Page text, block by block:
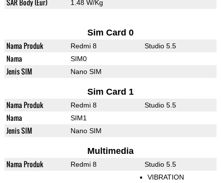
SAR Body (Eur) 1.48 W/Kg
Sim Card 0
Nama Produk Redmi 8 Studio 5.5
Nama SIM0
Jenis SIM Nano SIM
Sim Card 1
Nama Produk Redmi 8 Studio 5.5
Nama SIM1
Jenis SIM Nano SIM
Multimedia
Nama Produk Redmi 8 Studio 5.5
VIBRATION